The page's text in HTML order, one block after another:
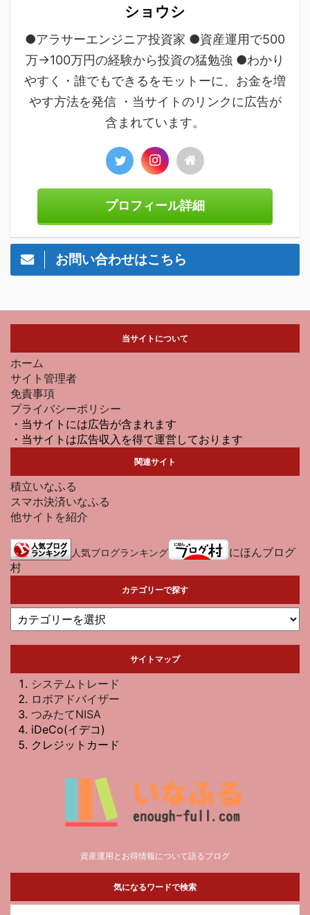
ショウシ
●アラサーエンジニア投資家 ●資産運用で500
万→100万円の経験から投資の猛勉強 ●わかり
やすく・誰でもできるをモットーに、お金を増
やす方法を発信 ・当サイトのリンクに広告が
含まれています。
プロフィール詳細
お問い合わせはこちら
当サイトについて
ホーム
サイト管理者
免責事項
プライバシーポリシー
・当サイトには広告が含まれます
・当サイトは広告収入を得て運営しております
関連サイト
積立いなふる
スマホ決済いなふる
他サイトを紹介
人気ブログランキング
にほんブログ
村
カテゴリーで探す
サイトマップ
システムトレード
ロボアドバイザー
つみたてNISA
iDeCo(イデコ)
クレジットカード
資産運用とお得情報について語るブログ
気になるワードで検索